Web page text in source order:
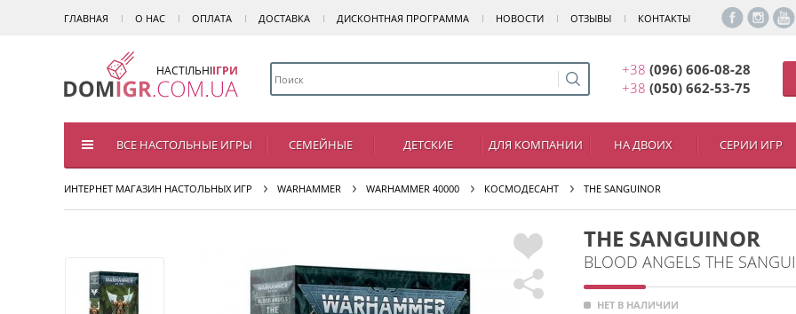
ГЛАВНАЯ О НАС ОПЛАТА ДОСТАВКА ДИСКОНТНАЯ ПРОГРАММА НОВОСТИ ОТЗЫВЫ КОНТАКТЫ
НАСТІЛЬНІІГРИ +38 (096) 606-08-28
+38 (050) 662-53-75
ВСЕ НАСТОЛЬНЫЕ ИГРЫ СЕМЕЙНЫЕ ДЕТСКИЕ ДЛЯ КОМПАНИИ НА ДВОИХ СЕРИИ ИГР
ИНТЕРНЕТ МАГАЗИН НАСТОЛЬНЫХ ИГР WARHAMMER WARHAMMER 40000 КОСМОДЕСАНТ THE SANGUINOR
THE SANGUINOR
BLOOD ANGELS THE
НЕТ В НАЛИЧИИ